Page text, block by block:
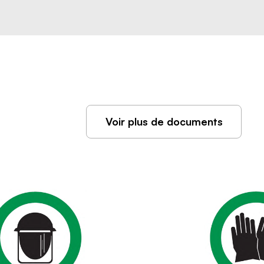
Voir plus de documents